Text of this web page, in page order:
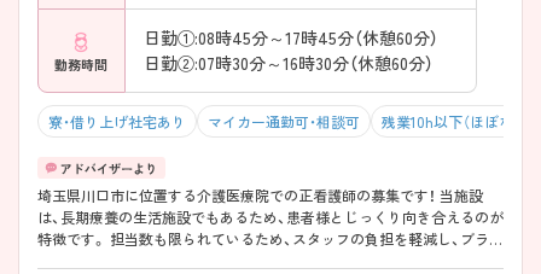
勤務時間
日勤①:08時45分～17時45分（休憩60分）
日勤②:07時30分～16時30分（休憩60分）
寮・借り上げ社宅あり マイカー通勤可・相談可 残業10h以下（ほぼなし）
埼玉県川口市に位置する介護医療院での正看護師の募集です！ 当施設
は、長期療養の生活施設でもあるため、患者様とじっくり向き合えるのが
特徴です。 担当数も限られているため、スタッフの負担を軽減し、ブラン